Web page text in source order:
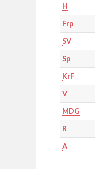
H
Frp
SV
Sp
KrF
V
MDG
R
A